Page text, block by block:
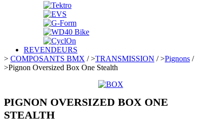
REVENDEURS
> COMPOSANTS BMX />TRANSMISSION />Pignons /
>Pignon Oversized Box One Stealth
PIGNON OVERSIZED BOX ONE
STEALTH